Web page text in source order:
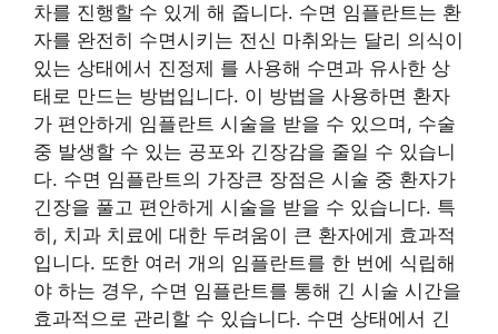
차를 진행할 수 있게 해 줍니다. 수면 임플란트는 환
자를 완전히 수면시키는 전신 마취와는 달리 의식이
있는 상태에서 진정제 를 사용해 수면과 유사한 상
태로 만드는 방법입니다. 이 방법을 사용하면 환자
가 편안하게 임플란트 시술을 받을 수 있으며, 수술
중 발생할 수 있는 공포와 긴장감을 줄일 수 있습니
다. 수면 임플란트의 가장큰 장점은 시술 중 환자가
긴장을 풀고 편안하게 시술을 받을 수 있습니다. 특
히, 치과 치료에 대한 두려움이 큰 환자에게 효과적
입니다. 또한 여러 개의 임플란트를 한 번에 식립해
야 하는 경우, 수면 임플란트를 통해 긴 시술 시간을
효과적으로 관리할 수 있습니다. 수면 상태에서 긴